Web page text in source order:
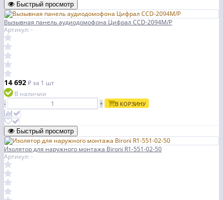
Быстрый просмотр
Вызывная панель аудиодомофона Цифрал CCD-2094M/P
Артикул: -
14 692 ₽за 1 шт
В наличии
-
+ В КОРЗИНУ
Быстрый просмотр
Изолятор для наружного монтажа Bironi R1-551-02-50
Артикул: -